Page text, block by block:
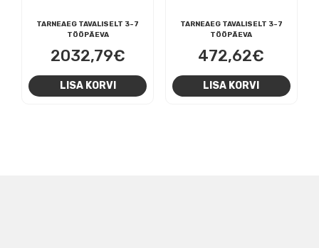
TARNEAEG TAVALISELT 3-7
TÖÖPÄEVA
2032,79€
LISA KORVI
TARNEAEG TAVALISELT 3-7
TÖÖPÄEVA
472,62€
LISA KORVI